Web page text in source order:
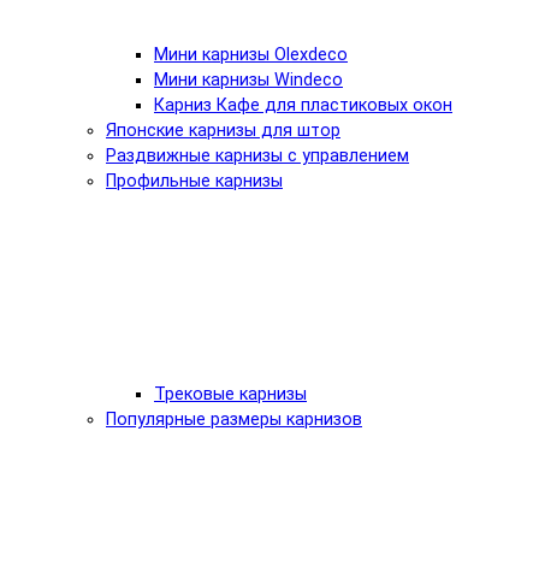
Мини карнизы Olexdeco
Мини карнизы Windeco
Карниз Кафе для пластиковых окон
Японские карнизы для штор
Раздвижные карнизы с управлением
Профильные карнизы
Трековые карнизы
Популярные размеры карнизов